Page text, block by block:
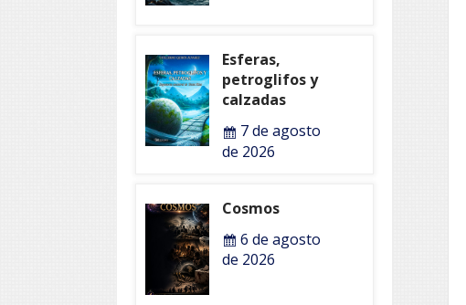
Esferas,
petroglifos y
calzadas
7 de agosto
de 2026
Cosmos
6 de agosto
de 2026